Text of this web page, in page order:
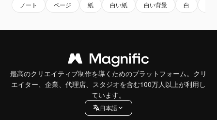
ノート ページ 紙 白い紙 白い背景 白
最高のクリエイティブ制作を導くためのプラットフォーム。クリ
エイター、企業、代理店、スタジオを含む100万人以上が利用し
ています。
日本語